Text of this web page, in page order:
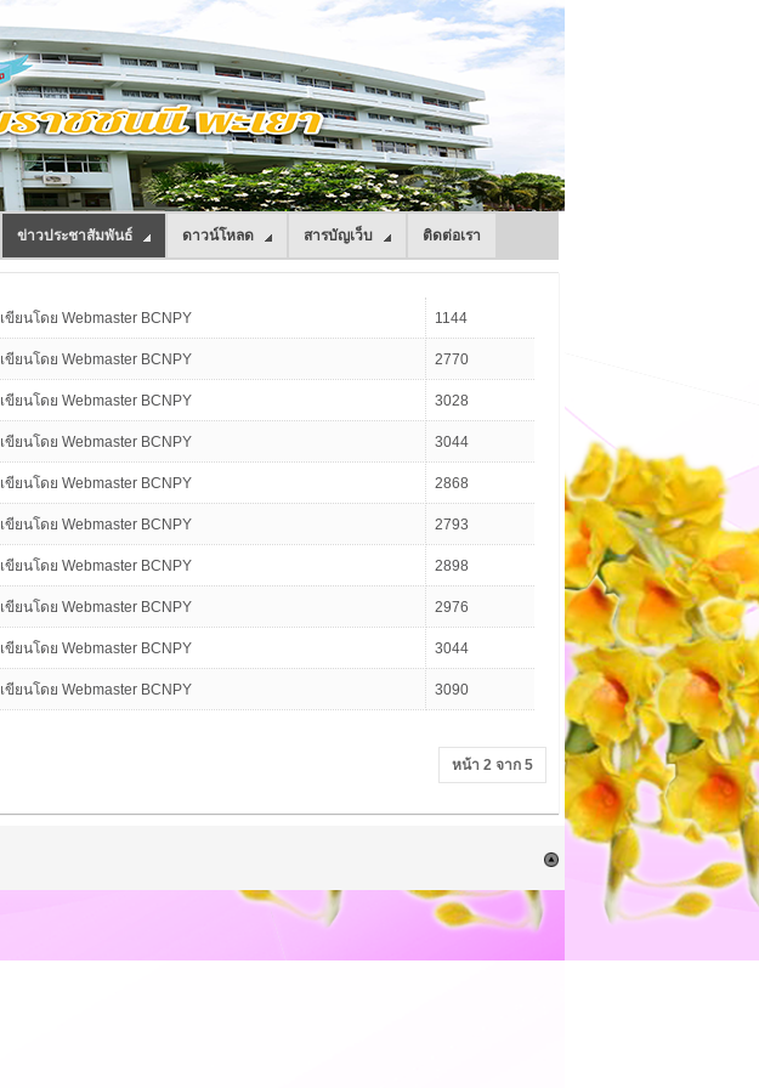
ข่าวประชาสัมพันธ์ ดาวน์โหลด สารบัญเว็บ ติดต่อเรา
เขียนโดย Webmaster BCNPY 1144
เขียนโดย Webmaster BCNPY 2770
เขียนโดย Webmaster BCNPY 3028
เขียนโดย Webmaster BCNPY 3044
เขียนโดย Webmaster BCNPY 2868
เขียนโดย Webmaster BCNPY 2793
เขียนโดย Webmaster BCNPY 2898
เขียนโดย Webmaster BCNPY 2976
เขียนโดย Webmaster BCNPY 3044
เขียนโดย Webmaster BCNPY 3090
หน้า 2 จาก 5